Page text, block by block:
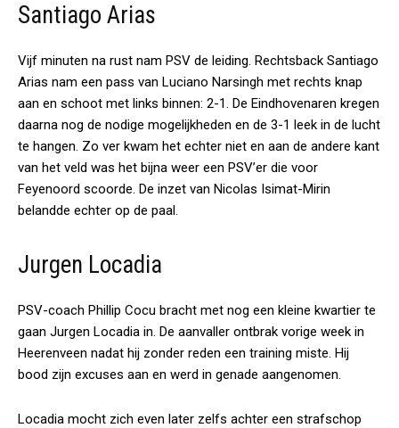
Santiago Arias
Vijf minuten na rust nam PSV de leiding. Rechtsback Santiago
Arias nam een pass van Luciano Narsingh met rechts knap
aan en schoot met links binnen: 2-1. De Eindhovenaren kregen
daarna nog de nodige mogelijkheden en de 3-1 leek in de lucht
te hangen. Zo ver kwam het echter niet en aan de andere kant
van het veld was het bijna weer een PSV’er die voor
Feyenoord scoorde. De inzet van Nicolas Isimat-Mirin
belandde echter op de paal.
Jurgen Locadia
PSV-coach Phillip Cocu bracht met nog een kleine kwartier te
gaan Jurgen Locadia in. De aanvaller ontbrak vorige week in
Heerenveen nadat hij zonder reden een training miste. Hij
bood zijn excuses aan en werd in genade aangenomen.
Locadia mocht zich even later zelfs achter een strafschop